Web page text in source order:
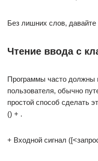
Без лишних слов, давайте
Чтение ввода с
Программы часто должны
пользователя, обычно
простой способ сделать
() + .
+ Входной сигнал